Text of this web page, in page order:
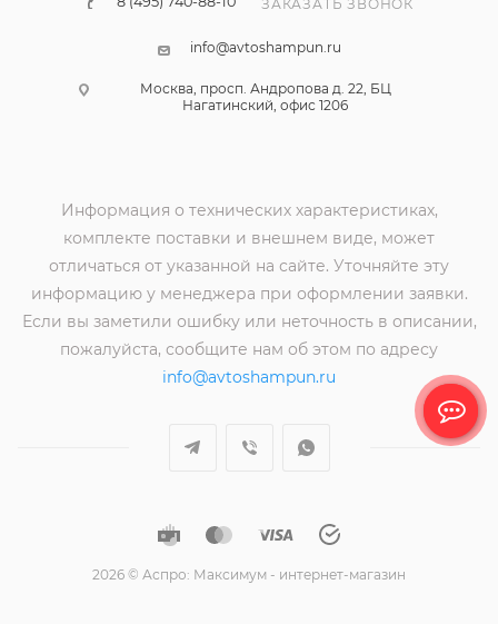
ЗАКАЗАТЬ ЗВОНОК
info@avtoshampun.ru
Москва, просп. Андропова д. 22, БЦ
Нагатинский, офис 1206
Информация о технических характеристиках,
комплекте поставки и внешнем виде, может
отличаться от указанной на сайте. Уточняйте эту
информацию у менеджера при оформлении заявки.
Если вы заметили ошибку или неточность в описании,
пожалуйста, сообщите нам об этом по адресу
info@avtoshampun.ru
2026 © Аспро: Максимум - интернет-магазин